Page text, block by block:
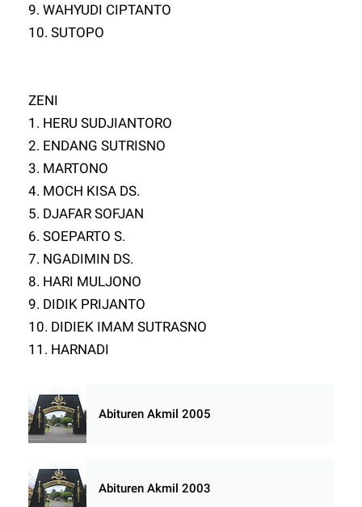
9. WAHYUDI CIPTANTO
10. SUTOPO
ZENI
1. HERU SUDJIANTORO
2. ENDANG SUTRISNO
3. MARTONO
4. MOCH KISA DS.
5. DJAFAR SOFJAN
6. SOEPARTO S.
7. NGADIMIN DS.
8. HARI MULJONO
9. DIDIK PRIJANTO
10. DIDIEK IMAM SUTRASNO
11. HARNADI
Abituren Akmil 2005
Abituren Akmil 2003